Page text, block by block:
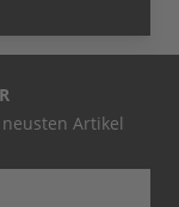
Artikel